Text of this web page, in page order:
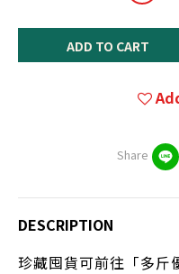
ADD TO CART
Share
DESCRIPTION
珍藏囤貨可前往「多斤